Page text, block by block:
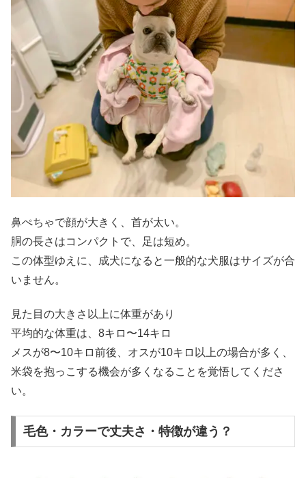
鼻ぺちゃで顔が大きく、首が太い。
胴の長さはコンパクトで、足は短め。
この体型ゆえに、成犬になると一般的な犬服はサイズが合
いません。
見た目の大きさ以上に体重があり
平均的な体重は、8キロ〜14キロ
メスが8〜10キロ前後、オスが10キロ以上の場合が多く、
米袋を抱っこする機会が多くなることを覚悟してくださ
い。
毛色・カラーで丈夫さ・特徴が違う？